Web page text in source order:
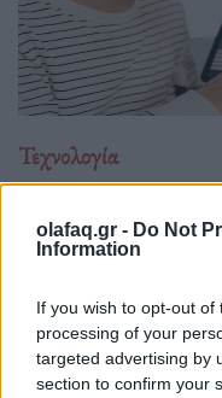
olafaq.gr - Do Not
Information
If you wish to opt-out
processing of your
targeted advertising by
section to confirm your
Τεχνολογία
Νέα εφαρμογή
δημιουργούς
Το Facebook
εφαρμογή με AI βοηθό: